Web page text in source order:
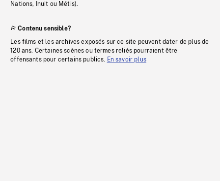
Nations, Inuit ou Métis).
Contenu sensible?
Les films et les archives exposés sur ce site peuvent dater de plus de
120 ans. Certaines scènes ou termes reliés pourraient être
offensants pour certains publics. En savoir plus